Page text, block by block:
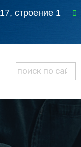
строение 1